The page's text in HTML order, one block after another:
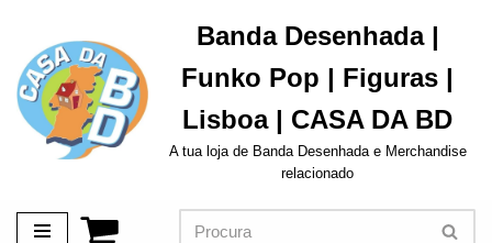
Avançar
para
o
conteúdo
Banda Desenhada |
Funko Pop | Figuras |
Lisboa | CASA DA BD
A tua loja de Banda Desenhada e Merchandise
relacionado